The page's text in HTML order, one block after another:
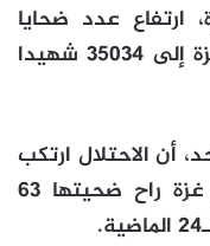
ارتفاع عدد ضحايا
العدوان الإسرائيلي على قطاع غزة إلى 35034 شهيدا
أن الاحتلال ارتكب
8 مجازر ضد العائلات في قطاع غزة راح ضحيتها 63